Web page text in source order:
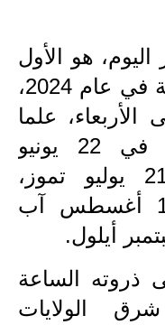
الاعدادية
وزارية
الابتدائية
المتوسطة
الاعدادية
الابتدائية
هو الأول
من 4 أقمار عملاقة متتالية في عام 2024،
علما
بأن البدر الأول حدث في 22 يونيو
حزيران، والثاني في 21 يوليو تموز،
والثالث سيحدث في 19 أغسطس آب
ذروته الساعة
شرق الولايات